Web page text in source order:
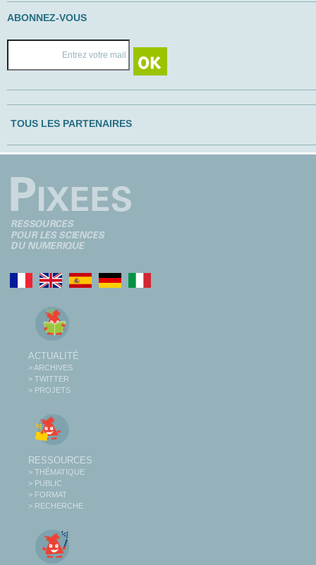
ABONNEZ-VOUS
TOUS LES PARTENAIRES
ACTUALITÉ
> ARCHIVES
> TWITTER
> PROJETS
RESSOURCES
> THÉMATIQUE
> PUBLIC
> FORMAT
> RECHERCHE